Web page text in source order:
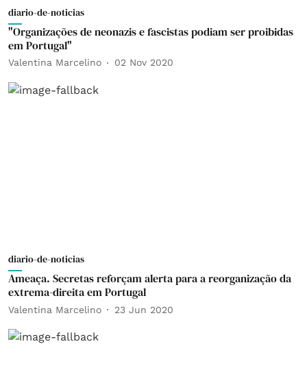
diario-de-noticias
"Organizações de neonazis e fascistas podiam ser proibidas
em Portugal"
Valentina Marcelino 02 Nov 2020
diario-de-noticias
Ameaça. Secretas reforçam alerta para a reorganização da
extrema-direita em Portugal
Valentina Marcelino 23 Jun 2020